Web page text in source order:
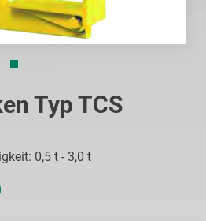
Typ TCS
0,5 t - 3,0 t